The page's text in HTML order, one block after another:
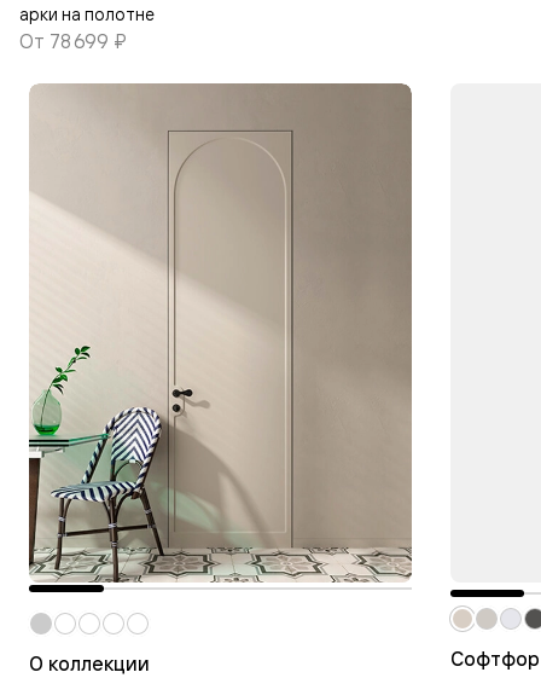
арки на полотне
От 78 699 ₽
О коллекции